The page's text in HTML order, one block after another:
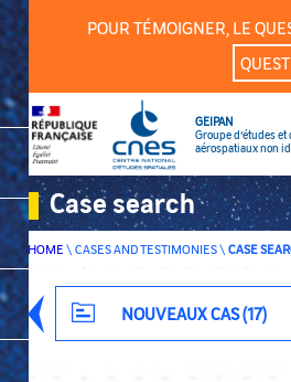
POUR TÉMOIGNER, LE
GEIPAN
Groupe d’études
aérospatiaux non
Case search
Keywords
Classification NOUVEAUX CAS (17)
HOME \ CASES AND TESTIMONIES\ CASE